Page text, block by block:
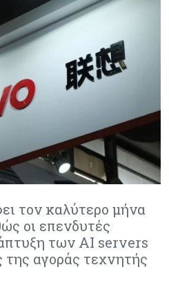
τον καλύτερο μήνα
οι επενδυτές
των AI servers
της αγοράς τεχνητής